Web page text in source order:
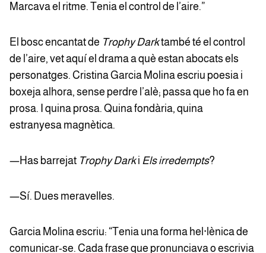
Marcava el ritme. Tenia el control de l’aire.”
El bosc encantat de Trophy Darktambé té el control
de l’aire, vet aquí el drama a què estan abocats els
personatges. Cristina Garcia Molina escriu poesia i
boxeja alhora, sense perdre l’alè; passa que ho fa en
prosa. I quina prosa. Quina fondària, quina
estranyesa magnètica.
—Has barrejat Trophy Darki Els irredempts?
—Sí. Dues meravelles.
Garcia Molina escriu: “Tenia una forma hel·lènica de
comunicar-se. Cada frase que pronunciava o escrivia